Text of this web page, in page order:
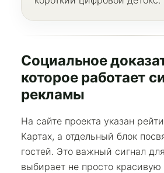
Социальное
которое работает
рекламы
На сайте проекта указан
Картах, а отдельный блок
гостей. Это важный сигнал
выбирает не просто красивую